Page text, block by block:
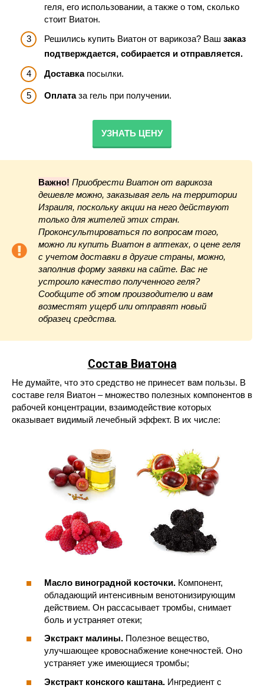
геля, его использовании, а также о том, сколько
стоит Виатон.
Решились купить Виатон от варикоза? Ваш заказ
подтверждается, собирается и отправляется.
Доставкапосылки.
Оплатаза гель при получении.
УЗНАТЬ ЦЕНУ
Важно! Приобрести Виатон от варикоза
дешевле можно, заказывая гель на территории
Израиля, поскольку акции на него действуют
только для жителей этих стран.
Проконсультироваться по вопросам того,
можно ли купить Виатон в аптеках, о цене геля
с учетом доставки в другие страны, можно,
заполнив форму заявки на сайте. Вас не
устроило качество полученного геля?
Сообщите об этом производителю и вам
возместят ущерб или отправят новый
образец средства.
Состав Виатона
Не думайте, что это средство не принесет вам пользы. В
составе геля Виатон – множество полезных компонентов в
рабочей концентрации, взаимодействие которых
оказывает видимый лечебный эффект. В их числе:
Масло виноградной косточки. Компонент,
обладающий интенсивным венотонизирующим
действием. Он рассасывает тромбы, снимает
боль и устраняет отеки;
Экстракт малины. Полезное вещество,
улучшающее кровоснабжение конечностей. Оно
устраняет уже имеющиеся тромбы;
Экстракт конского каштана. Ингредиент с